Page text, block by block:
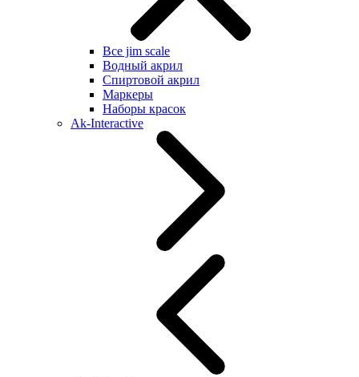
Все jim scale
Водный акрил
Спиртовой акрил
Маркеры
Наборы красок
Ak-Interactive